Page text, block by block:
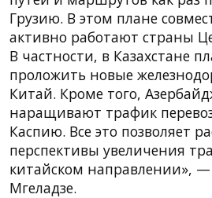
Грузию. В этом плане
активно работают страны
В частности, в Казахстане
проложить новые
Китай. Кроме того,
наращивают трафик
Каспию. Все это позволяет
перспективы увеличения
китайском направлении»,
Мгеладзе.